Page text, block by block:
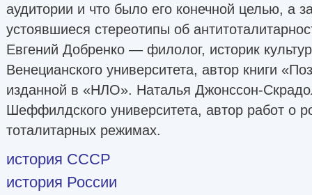
аудитории и что было его конечной целью, а
устоявшиеся стереотипы об
Евгений Добренко — филолог, историк
Венецианского университета, автор книги
изданной в «НЛО». Наталья Джонссон-
Шеффилдского университета, автор работ о
тоталитарных режимах.
история СССР
история России